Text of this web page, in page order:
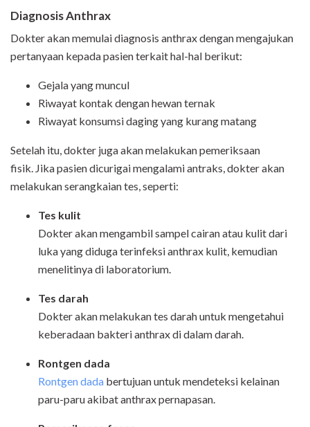
DiagnosisAnthrax
Dokter akan memulai diagnosis anthrax dengan mengajukan
pertanyaan kepada pasien terkait hal-hal berikut:
Gejala yang muncul
Riwayat kontak dengan hewan ternak
Riwayat konsumsi daging yang kurang matang
Setelah itu, dokter juga akan melakukan pemeriksaan
fisik. Jika pasien dicurigai mengalami antraks, dokter akan
melakukan serangkaian tes, seperti:
Tes kulit
Dokter akan mengambil sampel cairan atau kulit dari
luka yang diduga terinfeksi anthrax kulit, kemudian
menelitinya di laboratorium.
Tes darah
Dokter akan melakukan tes darah untuk mengetahui
keberadaan bakteri anthrax di dalam darah.
Rontgen dada
Rontgen dada bertujuan untuk mendeteksi kelainan
paru-paru akibat anthrax pernapasan.